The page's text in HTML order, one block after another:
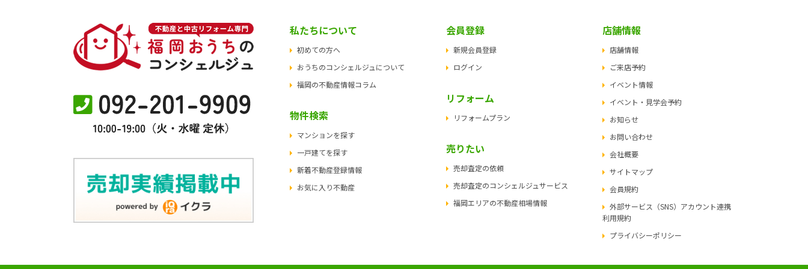
私たちについて
初めての方へ
おうちのコンシェルジュについて
福岡の不動産情報コラム
物件検索
マンションを探す
一戸建てを探す
新着不動産登録情報
お気に入り不動産
会員登録
新規会員登録
ログイン
リフォーム
リフォームプラン
売りたい
売却査定の依頼
売却査定のコンシェルジュサービス
福岡エリアの不動産相場情報
店舗情報
店舗情報
ご来店予約
イベント情報
イベント・見学会予約
お知らせ
お問い合わせ
会社概要
サイトマップ
会員規約
外部サービス（SNS）アカウント連携
利用規約
プライバシーポリシー